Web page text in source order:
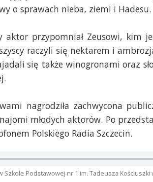
o sprawach nieba, ziemi i Hadesu.
aktor przypomniał Zeusowi, kim
raczyli się nektarem i
się także winogronami oraz
nagrodziła zachwycona
młodych aktorów. Po
Polskiego Radia Szczecin.
Szkole Podstawowej nr 1 im. Tadeusza